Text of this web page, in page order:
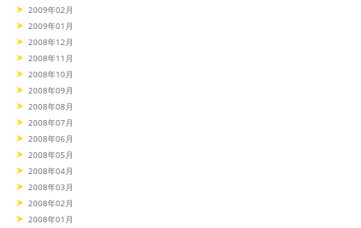
2009年02月
2009年01月
2008年12月
2008年11月
2008年10月
2008年09月
2008年08月
2008年07月
2008年06月
2008年05月
2008年04月
2008年03月
2008年02月
2008年01月